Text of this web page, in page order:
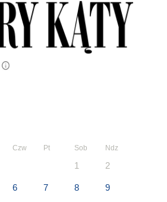
Czw Pt Sob Ndz
1 2
6 7 8 9